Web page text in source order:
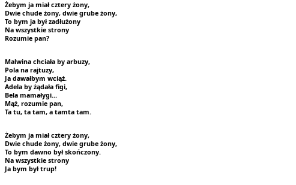
Żebym ja miał cztery żony,
Dwie chude żony, dwie grube żony,
To bym ja był zadłużony
Na wszystkie strony
Rozumie pan?
Malwina chciała by arbuzy,
Pola na rajtuzy,
Ja dawałbym wciąż.
Adela by żądała figi,
Bela mamałygi…
Mąż, rozumie pan,
Ta tu, ta tam, a tamta tam.
Żebym ja miał cztery żony,
Dwie chude żony, dwie grube żony,
To bym dawno był skończony.
Na wszystkie strony
Ja bym był trup!